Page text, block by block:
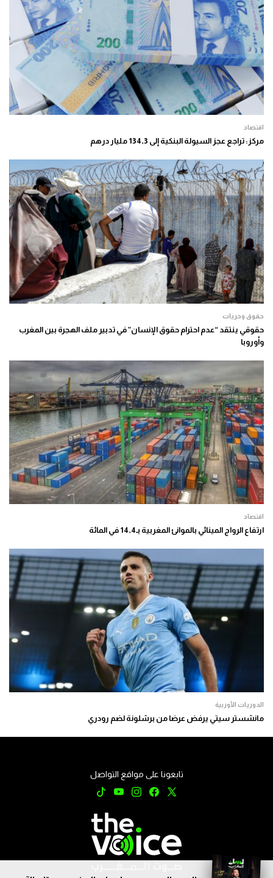
اقتصاد
مركز: تراجع عجز السيولة البنكية إلى 134,3 مليار درهم
حقوق وحريات
حقوقي ينتقد “عدم احترام حقوق الإنسان” في تدبير ملف الهجرة بين المغرب
وأوروبا
اقتصاد
ارتفاع الرواج المينائي بالموانئ المغربية بـ14,4 في المائة
الدوريات الأوربية
مانشستر سيتي يرفض عرضا من برشلونة لضم رودري
تابعونا على مواقع التواصل